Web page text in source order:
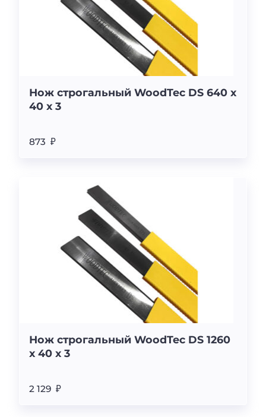
Нож строгальный WoodTec DS 640 x
40 x 3
873 ₽
Нож строгальный WoodTec DS 1260
x 40 x 3
2 129 ₽